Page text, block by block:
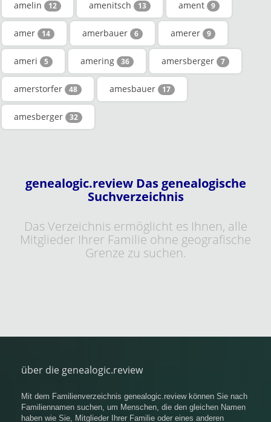
amelin 12 amenitsch 13 ament 9
amer 14 amerbauer 6 amerer 9
ameri 5 amering 36 amersberger 7
amerstorfer 48 amesbauer 17
amesberger 32
genealogic.review Das genealogische
Suchverzeichnis
Das Verzeichnis ermöglicht es Ihnen, alle
Mitglieder Ihrer Familie ohne geografische
Grenze zu suchen.
über die genealogic.review
Mit dem Familienverzeichnis genealogic.review können Sie nach
Familiennamen suchen, um Menschen, die den gleichen Namen
haben wie Sie, Mitglieder Ihrer Familie oder eines anderen